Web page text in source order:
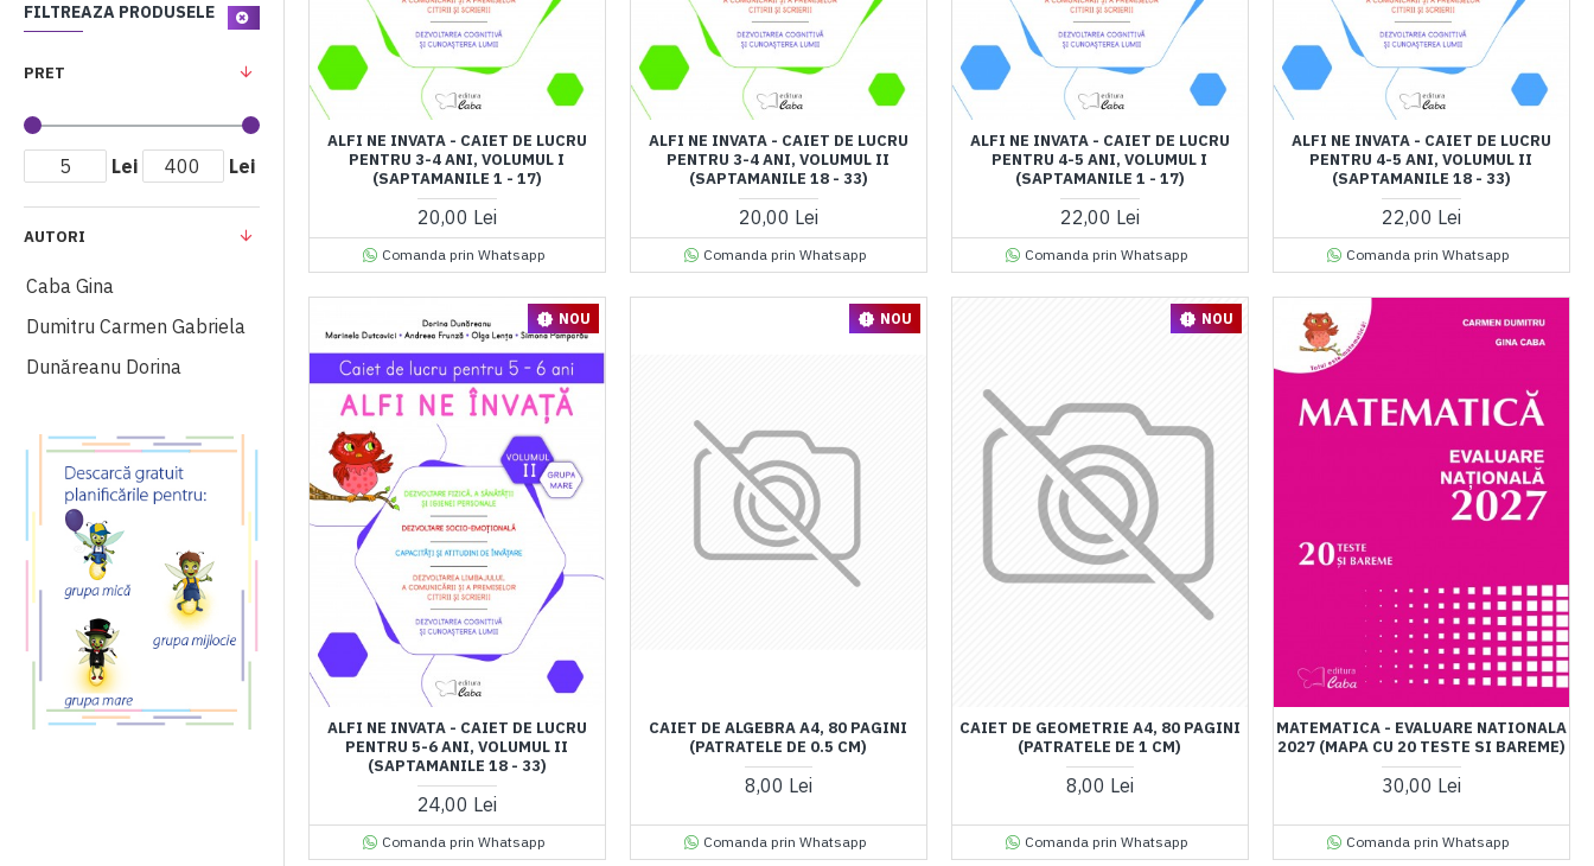
FILTREAZA PRODUSELE
PRET
Lei Lei
AUTORI
Caba Gina
Dumitru Carmen Gabriela
Dunăreanu Dorina
ALFI NE INVATA - CAIET DE LUCRU
PENTRU 3-4 ANI, VOLUMUL I
(SAPTAMANILE 1 - 17)
20,00 Lei
Comanda prin Whatsapp
ALFI NE INVATA - CAIET DE LUCRU
PENTRU 3-4 ANI, VOLUMUL II
(SAPTAMANILE 18 - 33)
20,00 Lei
Comanda prin Whatsapp
ALFI NE INVATA - CAIET DE LUCRU
PENTRU 4-5 ANI, VOLUMUL I
(SAPTAMANILE 1 - 17)
22,00 Lei
Comanda prin Whatsapp
ALFI NE INVATA - CAIET DE LUCRU
PENTRU 4-5 ANI, VOLUMUL II
(SAPTAMANILE 18 - 33)
22,00 Lei
Comanda prin Whatsapp
NOU
ALFI NE INVATA - CAIET DE LUCRU
PENTRU 5-6 ANI, VOLUMUL II
(SAPTAMANILE 18 - 33)
24,00 Lei
Comanda prin Whatsapp
NOU
CAIET DE ALGEBRA A4, 80 PAGINI
(PATRATELE DE 0.5 CM)
8,00 Lei
Comanda prin Whatsapp
NOU
CAIET DE GEOMETRIE A4, 80 PAGINI
(PATRATELE DE 1 CM)
8,00 Lei
Comanda prin Whatsapp
MATEMATICA - EVALUARE NATIONALA
2027 (MAPA CU 20 TESTE SI BAREME)
30,00 Lei
Comanda prin Whatsapp